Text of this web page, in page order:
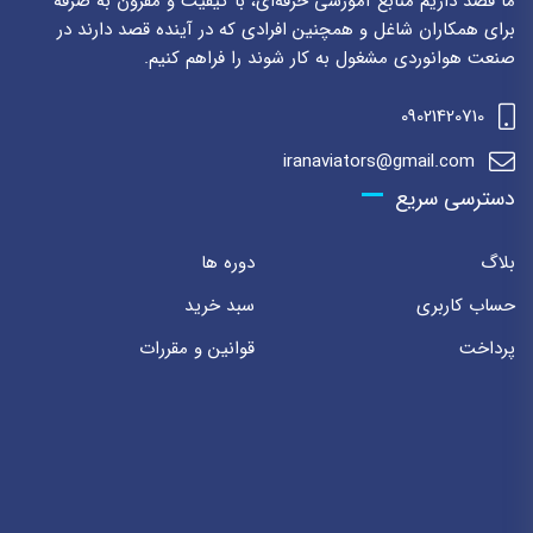
برای همکاران شاغل و همچنین افرادی که در آینده قصد دارند در
صنعت هوانوردی مشغول به کار شوند را فراهم کنیم.
09021420710
iranaviators@gmail.com
دسترسی سریع
بلاگ
دوره ها
حساب کاربری
سبد خرید
پرداخت
قوانین و مقررات